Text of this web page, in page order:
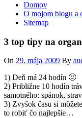
Domov
O mojom blogu a
Sitemap
3 top tipy na
On 29. mája 2009 By
1) Deň má 24 hodín 🙂
2) Približne 10 hodín
samotného: spánok,
3) Zvyšok času si
to robiť čo najlepšie…